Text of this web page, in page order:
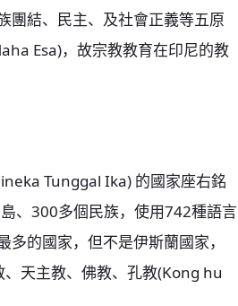
團結、民主、及社會正義等五原
Esa)，故宗教教育在印尼的教
Tunggal Ika) 的國家座右銘
、300多個民族，使用742種語言
的國家，但不是伊斯蘭國家，
天主教、佛教、孔教(Kong hu